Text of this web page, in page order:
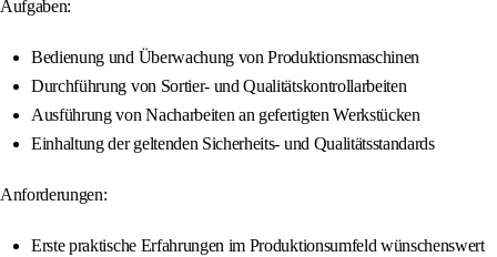
Aufgaben:
Bedienung und Überwachung von Produktionsmaschinen
Durchführung von Sortier- und Qualitätskontrollarbeiten
Ausführung von Nacharbeiten an gefertigten Werkstücken
Einhaltung der geltenden Sicherheits- und Qualitätsstandards
Anforderungen:
Erste praktische Erfahrungen im Produktionsumfeld wünschenswert